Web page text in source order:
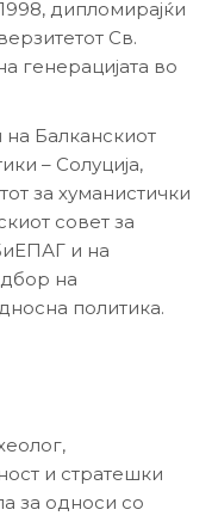
дипломирајќи
Св.
генерацијата во
на Балканскиот
– Солуција,
за хуманистички
совет за
и на
на
политика.
и стратешки
за односи со